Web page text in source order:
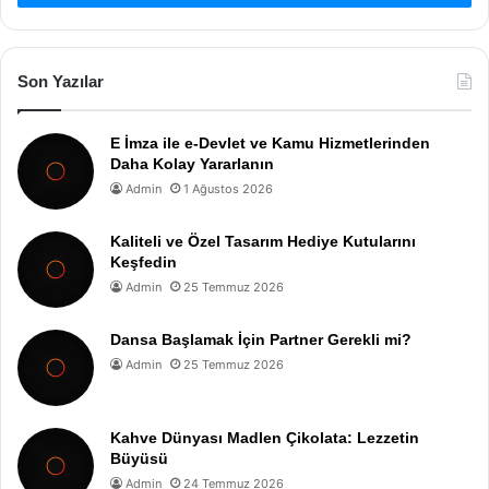
Son Yazılar
E İmza ile e-Devlet ve Kamu Hizmetlerinden
Daha Kolay Yararlanın
Admin 1 Ağustos 2026
Kaliteli ve Özel Tasarım Hediye Kutularını
Keşfedin
Admin 25 Temmuz 2026
Dansa Başlamak İçin Partner Gerekli mi?
Admin 25 Temmuz 2026
Kahve Dünyası Madlen Çikolata: Lezzetin
Büyüsü
Admin 24 Temmuz 2026